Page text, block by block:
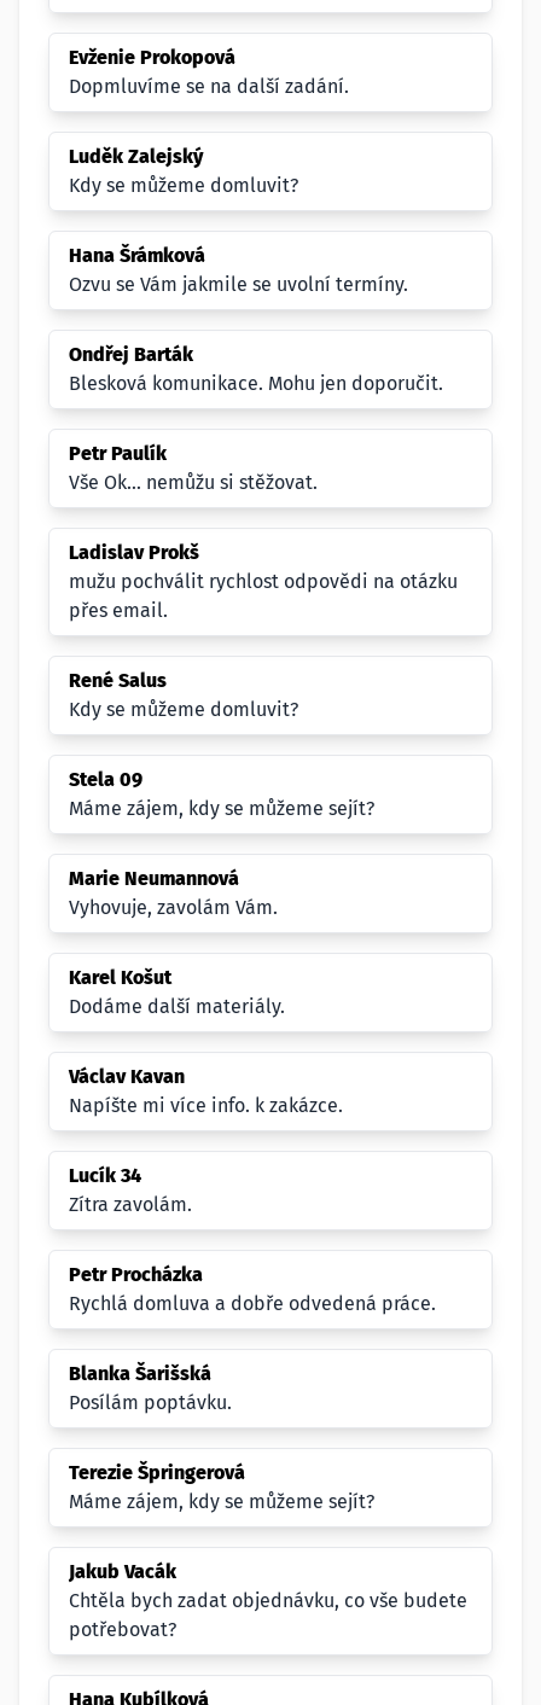
Evženie Prokopová
Dopmluvíme se na další zadání.
Luděk Zalejský
Kdy se můžeme domluvit?
Hana Šrámková
Ozvu se Vám jakmile se uvolní termíny.
Ondřej Barták
Blesková komunikace. Mohu jen doporučit.
Petr Paulík
Vše Ok... nemůžu si stěžovat.
Ladislav Prokš
mužu pochválit rychlost odpovědi na otázku
přes email.
René Salus
Kdy se můžeme domluvit?
Stela 09
Máme zájem, kdy se můžeme sejít?
Marie Neumannová
Vyhovuje, zavolám Vám.
Karel Košut
Dodáme další materiály.
Václav Kavan
Napíšte mi více info. k zakázce.
Lucík 34
Zítra zavolám.
Petr Procházka
Rychlá domluva a dobře odvedená práce.
Blanka Šarišská
Posílám poptávku.
Terezie Špringerová
Máme zájem, kdy se můžeme sejít?
Jakub Vacák
Chtěla bych zadat objednávku, co vše budete
potřebovat?
Hana Kubílková